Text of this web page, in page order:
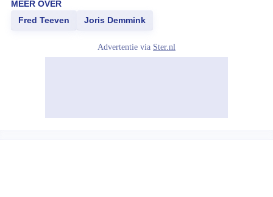
MEER OVER
Fred Teeven
Joris Demmink
Advertentie via Ster.nl